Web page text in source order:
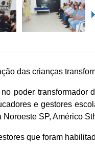
das crianças
poder
e gestores
SP, Américo
que foram